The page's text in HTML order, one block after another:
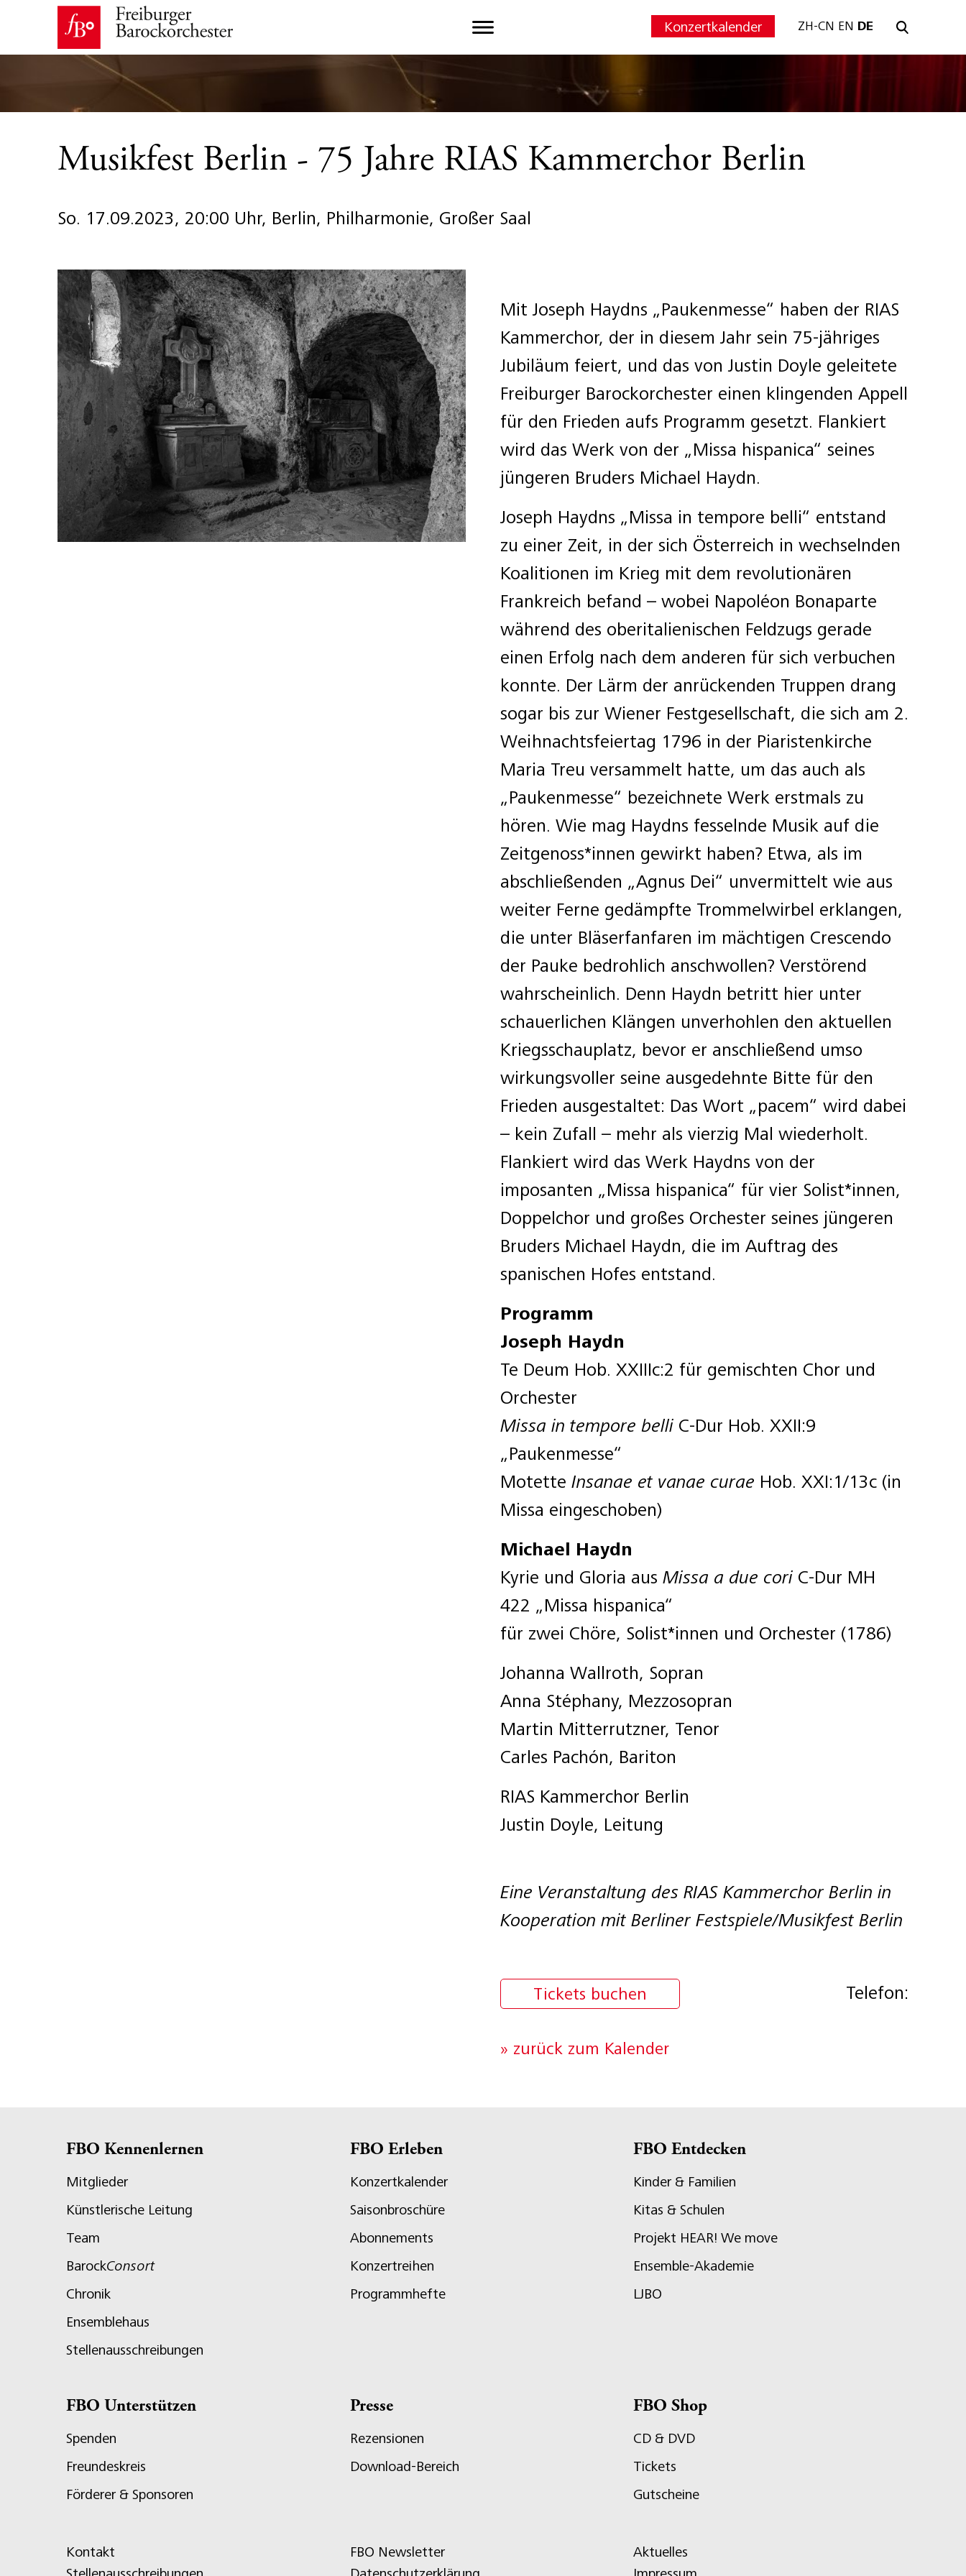
Konzertkalender ZH-CN EN DE
Musikfest Berlin - 75 Jahre RIAS Kammerchor Berlin
So. 17.09.2023, 20:00 Uhr, Berlin, Philharmonie, Großer Saal
Mit Joseph Haydns „Paukenmesse“ haben der RIAS
Kammerchor, der in diesem Jahr sein 75-jähriges
Jubiläum feiert, und das von Justin Doyle geleitete
Freiburger Barockorchester einen klingenden Appell
für den Frieden aufs Programm gesetzt. Flankiert
wird das Werk von der „Missa hispanica“ seines
jüngeren Bruders Michael Haydn.
Joseph Haydns „Missa in tempore belli“ entstand
zu einer Zeit, in der sich Österreich in wechselnden
Koalitionen im Krieg mit dem revolutionären
Frankreich befand – wobei Napoléon Bonaparte
während des oberitalienischen Feldzugs gerade
einen Erfolg nach dem anderen für sich verbuchen
konnte. Der Lärm der anrückenden Truppen drang
sogar bis zur Wiener Festgesellschaft, die sich am 2.
Weihnachtsfeiertag 1796 in der Piaristenkirche
Maria Treu versammelt hatte, um das auch als
„Paukenmesse“ bezeichnete Werk erstmals zu
hören. Wie mag Haydns fesselnde Musik auf die
Zeitgenoss*innen gewirkt haben? Etwa, als im
abschließenden „Agnus Dei“ unvermittelt wie aus
weiter Ferne gedämpfte Trommelwirbel erklangen,
die unter Bläserfanfaren im mächtigen Crescendo
der Pauke bedrohlich anschwollen? Verstörend
wahrscheinlich. Denn Haydn betritt hier unter
schauerlichen Klängen unverhohlen den aktuellen
Kriegsschauplatz, bevor er anschließend umso
wirkungsvoller seine ausgedehnte Bitte für den
Frieden ausgestaltet: Das Wort „pacem“ wird dabei
– kein Zufall – mehr als vierzig Mal wiederholt.
Flankiert wird das Werk Haydns von der
imposanten „Missa hispanica“ für vier Solist*innen,
Doppelchor und großes Orchester seines jüngeren
Bruders Michael Haydn, die im Auftrag des
spanischen Hofes entstand.
Programm
Joseph Haydn
Te Deum Hob. XXIIIc:2 für gemischten Chor und
Orchester
Missa in tempore belli C-Dur Hob. XXII:9
„Paukenmesse“
Motette Insanae et vanae curae Hob. XXI:1/13c (in
Missa eingeschoben)
Michael Haydn
Kyrie und Gloria aus Missa a due cori C-Dur MH
422 „Missa hispanica“
für zwei Chöre, Solist*innen und Orchester (1786)
Johanna Wallroth, Sopran
Anna Stéphany, Mezzosopran
Martin Mitterrutzner, Tenor
Carles Pachón, Bariton
RIAS Kammerchor Berlin
Justin Doyle, Leitung
Eine Veranstaltung des RIAS Kammerchor Berlin in
Kooperation mit Berliner Festspiele/Musikfest Berlin
Tickets buchen Telefon:
» zurück zum Kalender
FBO Kennenlernen
Mitglieder
Künstlerische Leitung
Team
BarockConsort
Chronik
Ensemblehaus
Stellenausschreibungen
FBO Erleben
Konzertkalender
Saisonbroschüre
Abonnements
Konzertreihen
Programmhefte
FBO Entdecken
Kinder & Familien
Kitas & Schulen
Projekt HEAR! We move
Ensemble-Akademie
LJBO
FBO Unterstützen
Spenden
Freundeskreis
Förderer & Sponsoren
Presse
Rezensionen
Download-Bereich
FBO Shop
CD & DVD
Tickets
Gutscheine
Kontakt FBO Newsletter
Aktuelles